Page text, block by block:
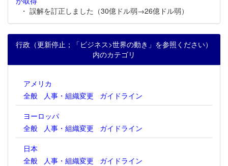
・ 誤解を訂正しました（30億ドル弱→26億ドル弱）
行政（更新停止；「ビジネス>世界の動き」を参照ください）
内のカテゴリ
アメリカ
全般
人事・組織変更
ガイドライン
ヨーロッパ
全般
人事・組織変更
ガイドライン
日本
全般
人事・組織変更 ガイドライン